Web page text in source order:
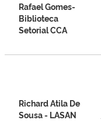
Rafael Gomes-
Biblioteca
Setorial CCA
Richard Atila De
Sousa - LASAN